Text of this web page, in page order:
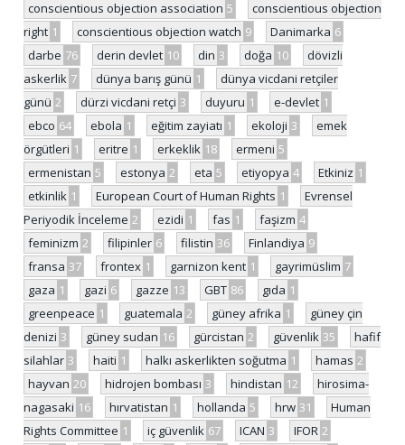
conscientious objection association 5
conscientious objection
right 1 conscientious objection watch 9 Danimarka 6
darbe 76 derin devlet 10 din 3 doğa 10
dövizli
askerlik 7 dünya barış günü 1
dünya vicdani retçiler
günü 2 dürzi vicdani retçi 3 duyuru 1 e-devlet 1
ebco 64 ebola 1 eğitim zayiatı 1 ekoloji 3
emek
örgütleri 1 eritre 1 erkeklik 18 ermeni 5
ermenistan 5 estonya 2 eta 5 etiyopya 4 Etkiniz 1
etkinlik 1 European Court of Human Rights 1
Evrensel
Periyodik İnceleme 2 ezidi 1 fas 1 faşizm 4
feminizm 2 filipinler 6 filistin 36 Finlandiya 9
fransa 37 frontex 1 garnizon kent 1 gayrimüslim 7
gaza 1 gazi 6 gazze 13 GBT 86 gıda 1
greenpeace 1 guatemala 2 güney afrika 1
güney çin
denizi 3 güney sudan 16 gürcistan 2 güvenlik 35
hafif
silahlar 3 haiti 1 halkı askerlikten soğutma 1 hamas 2
hayvan 20 hidrojen bombası 3 hindistan 12
hirosima-
nagasaki 16 hırvatistan 1 hollanda 5 hrw 31
Human
Rights Committee 1 iç güvenlik 67 ICAN 3 IFOR 2